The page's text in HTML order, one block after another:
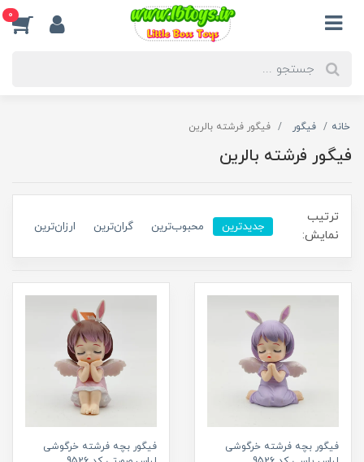
0
خانه فیگور فیگور فرشته بالرین
فیگور فرشته بالرین
ترتیب
نمایش:
جدیدترین محبوب‌ترین گران‌ترین ارزان‌ترین
فیگور بچه فرشته خرگوشی
فیگور بچه فرشته خرگوشی